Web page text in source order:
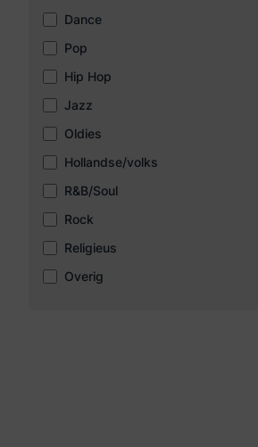
Dance
Pop
Hip Hop
Jazz
Oldies
Hollandse/volks
R&B/Soul
Rock
Religieus
Overig